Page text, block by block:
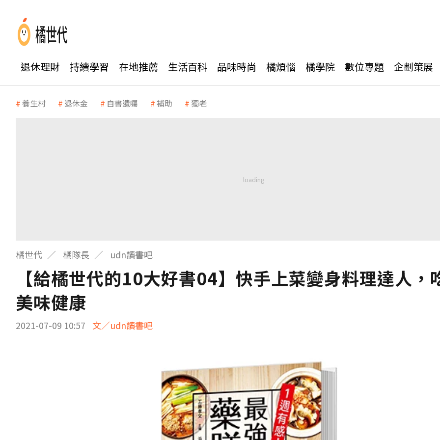
退休理財 持續學習 在地推薦 生活百科 品味時尚 橘煩惱 橘學院 數位專題 企劃策展
養生村 退休金 自書遺囑 補助 獨老
橘世代 橘隊長 udn讀書吧
【給橘世代的10大好書04】快手上菜變身料理達人，
美味健康
2021-07-09 10:57 文／udn讀書吧